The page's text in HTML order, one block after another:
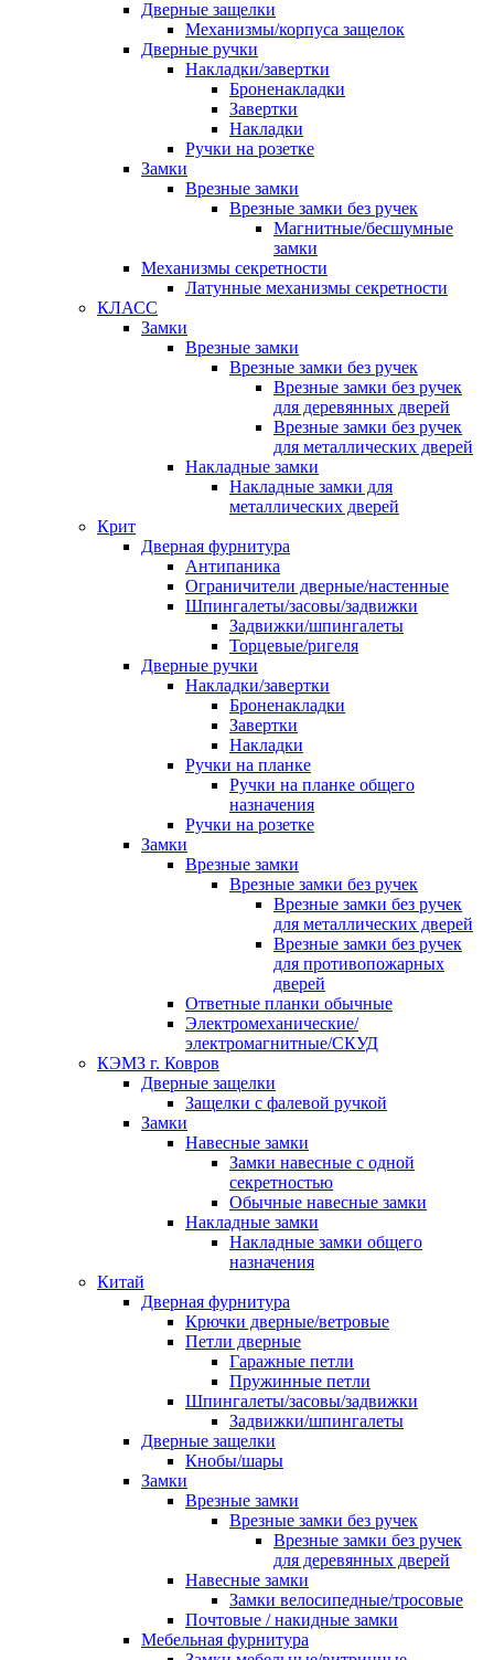
Дверные защелки
Механизмы/корпуса защелок
Дверные ручки
Накладки/завертки
Броненакладки
Завертки
Накладки
Ручки на розетке
Замки
Врезные замки
Врезные замки без ручек
Магнитные/бесшумные
замки
Механизмы секретности
Латунные механизмы секретности
КЛАСС
Замки
Врезные замки
Врезные замки без ручек
Врезные замки без ручек
для деревянных дверей
Врезные замки без ручек
для металлических дверей
Накладные замки
Накладные замки для
металлических дверей
Крит
Дверная фурнитура
Антипаника
Ограничители дверные/настенные
Шпингалеты/засовы/задвижки
Задвижки/шпингалеты
Торцевые/ригеля
Дверные ручки
Накладки/завертки
Броненакладки
Завертки
Накладки
Ручки на планке
Ручки на планке общего
назначения
Ручки на розетке
Замки
Врезные замки
Врезные замки без ручек
Врезные замки без ручек
для металлических дверей
Врезные замки без ручек
для противопожарных
дверей
Ответные планки обычные
Электромеханические/
электромагнитные/СКУД
КЭМЗ г. Ковров
Дверные защелки
Защелки с фалевой ручкой
Замки
Навесные замки
Замки навесные с одной
секретностью
Обычные навесные замки
Накладные замки
Накладные замки общего
назначения
Китай
Дверная фурнитура
Крючки дверные/ветровые
Петли дверные
Гаражные петли
Пружинные петли
Шпингалеты/засовы/задвижки
Задвижки/шпингалеты
Дверные защелки
Кнобы/шары
Замки
Врезные замки
Врезные замки без ручек
Врезные замки без ручек
для деревянных дверей
Навесные замки
Замки велосипедные/тросовые
Почтовые / накидные замки
Мебельная фурнитура